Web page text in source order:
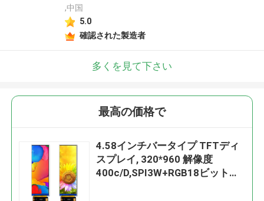
,中国
5.0
確認された製造者
多くを見て下さい
最高の価格で
4.58インチバータイプ TFTディ
スプレイ, 320*960 解像度
400c/D,SPI3W+RGB18ビットイ